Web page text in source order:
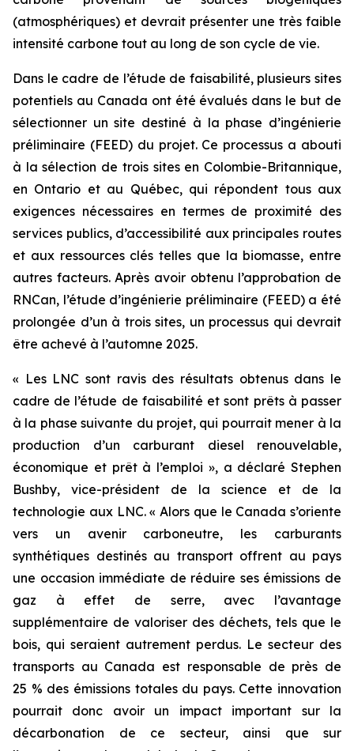
(atmosphériques) et devrait présenter une très faible
intensité carbone tout au long de son cycle de vie.
Dans le cadre de l’étude de faisabilité, plusieurs sites
potentiels au Canada ont été évalués dans le but de
sélectionner un site destiné à la phase d’ingénierie
préliminaire (FEED) du projet. Ce processus a abouti
à la sélection de trois sites en Colombie-Britannique,
en Ontario et au Québec, qui répondent tous aux
exigences nécessaires en termes de proximité des
services publics, d’accessibilité aux principales routes
et aux ressources clés telles que la biomasse, entre
autres facteurs. Après avoir obtenu l’approbation de
RNCan, l’étude d’ingénierie préliminaire (FEED) a été
prolongée d’un à trois sites, un processus qui devrait
être achevé à l’automne 2025.
« Les LNC sont ravis des résultats obtenus dans le
cadre de l’étude de faisabilité et sont prêts à passer
à la phase suivante du projet, qui pourrait mener à la
production d’un carburant diesel renouvelable,
économique et prêt à l’emploi », a déclaré Stephen
Bushby, vice-président de la science et de la
technologie aux LNC. « Alors que le Canada s’oriente
vers un avenir carboneutre, les carburants
synthétiques destinés au transport offrent au pays
une occasion immédiate de réduire ses émissions de
gaz à effet de serre, avec l’avantage
supplémentaire de valoriser des déchets, tels que le
bois, qui seraient autrement perdus. Le secteur des
transports au Canada est responsable de près de
25 % des émissions totales du pays. Cette innovation
pourrait donc avoir un impact important sur la
décarbonation de ce secteur, ainsi que sur